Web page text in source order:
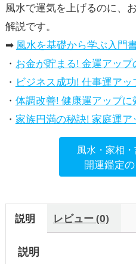
風水で運気を上げるのに、
解説です。
➡ 風水を基礎から学ぶ入門書
・ お金が貯まる! 金運アップの風水ラ
・ ビジネス成功! 仕事運アップの風水
・ 体調改善! 健康運アップに効く風水ラッキ
・ 家族円満の秘訣! 家庭運アップの風水
風水・家相
開運鑑定
説明 レビュー (0)
説明